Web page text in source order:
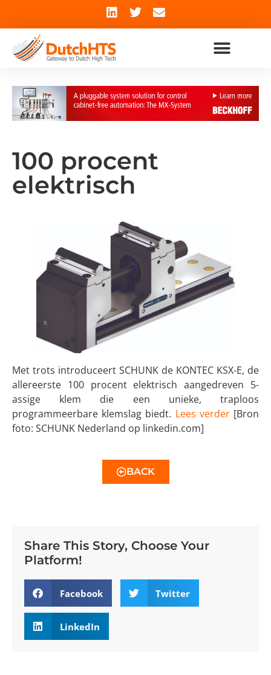
100 procent
elektrisch
Met trots introduceert SCHUNK de KONTEC KSX-E, de
allereerste 100 procent elektrisch aangedreven 5-
assige klem die een unieke, traploos
programmeerbare klemslag biedt. Lees verder[Bron
foto: SCHUNK Nederland op linkedin.com]
BACK
Share This Story, Choose Your
Platform!
Facebook Twitter
LinkedIn